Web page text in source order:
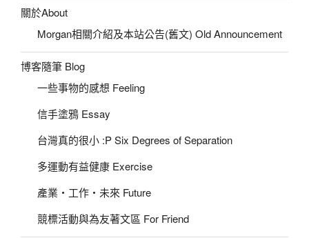
關於About
Morgan相關介紹及本站公告(舊文) Old Announcement
博客隨筆 Blog
一些事物的感想 Feeling
信手塗鴉 Essay
台灣真的很小 :P Six Degrees of Separation
多運動有益健康 Exercise
產業‧工作‧未來 Future
競標活動與為友著文區 For Friend